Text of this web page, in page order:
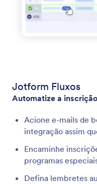
Jotform Fluxos
Automatize a
Acione e-mails de
integração assim
Encaminhe
programas
Defina lembretes